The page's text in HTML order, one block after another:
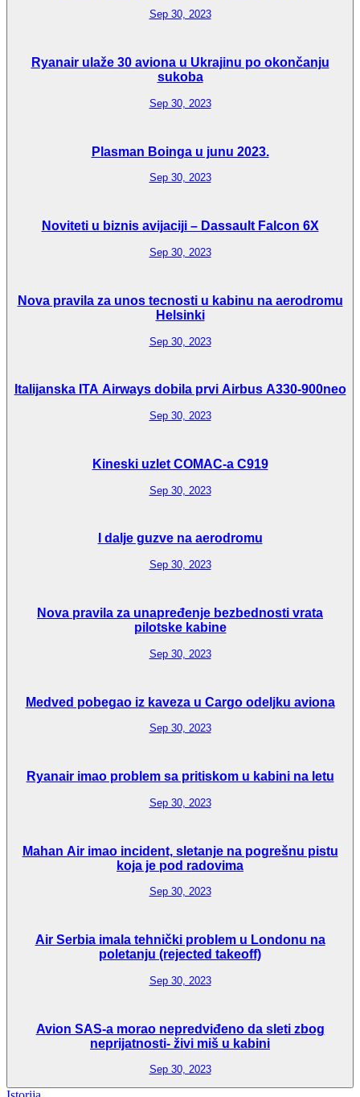
Sep 30, 2023
Ryanair ulaže 30 aviona u Ukrajinu po okončanju
sukoba
Sep 30, 2023
Plasman Boinga u junu 2023.
Sep 30, 2023
Noviteti u biznis avijaciji – Dassault Falcon 6X
Sep 30, 2023
Nova pravila za unos tecnosti u kabinu na aerodromu
Helsinki
Sep 30, 2023
Italijanska ITA Airways dobila prvi Airbus A330-900neo
Sep 30, 2023
Kineski uzlet COMAC-a C919
Sep 30, 2023
I dalje guzve na aerodromu
Sep 30, 2023
Nova pravila za unapređenje bezbednosti vrata
pilotske kabine
Sep 30, 2023
Medved pobegao iz kaveza u Cargo odeljku aviona
Sep 30, 2023
Ryanair imao problem sa pritiskom u kabini na letu
Sep 30, 2023
Mahan Air imao incident, sletanje na pogrešnu pistu
koja je pod radovima
Sep 30, 2023
Air Serbia imala tehnički problem u Londonu na
poletanju (rejected takeoff)
Sep 30, 2023
Avion SAS-a morao nepredviđeno da sleti zbog
neprijatnosti- živi miš u kabini
Sep 30, 2023